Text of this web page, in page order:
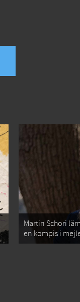
Martin Schori
en kompis i